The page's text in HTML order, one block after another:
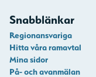
Snabblänkar
Regionansvariga
Hitta våra ramavtal
Mina sidor
På- och avanmälan